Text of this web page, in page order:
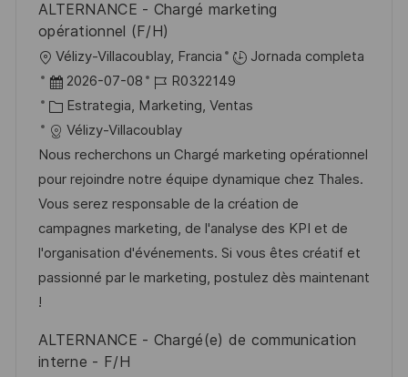
ALTERNANCE - Chargé marketing
opérationnel (F/H)
U
b
c
a
c
i
ó
n
Vélizy-Villacoublay, Francia
Jornada completa
F
e
c
h
a
d
e
p
u
i
2026-07-08
I
D
d
e
e
m
p
l
e
R0322149
C
a
t
e
g
o
r
í
Estrategia, Marketing, Ventas
Vélizy-Villacoublay
Nous recherchons un Chargé marketing opérationnel
pour rejoindre notre équipe dynamique chez Thales.
Vous serez responsable de la création de
campagnes marketing, de l'analyse des KPI et de
l'organisation d'événements. Si vous êtes créatif et
passionné par le marketing, postulez dès maintenant
!
ALTERNANCE - Chargé(e) de communication
interne - F/H